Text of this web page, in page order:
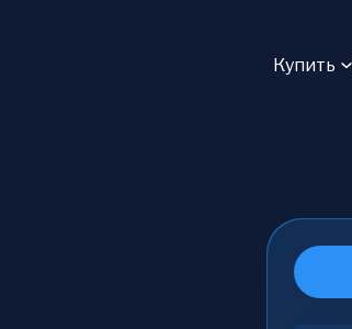
Купить